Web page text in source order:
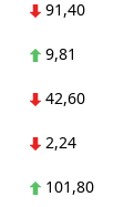
91,40
9,81
42,60
2,24
101,80